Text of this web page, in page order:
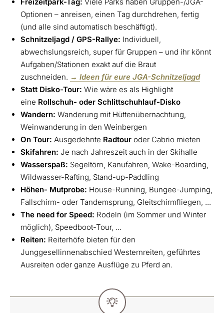
Freizeitpark-Tag: Viele Parks haben Gruppen-/JGA-
Optionen – anreisen, einen Tag durchdrehen, fertig
(und alle sind automatisch beschäftigt).
Schnitzeljagd / GPS-Rallye: Individuell,
abwechslungsreich, super für Gruppen – und ihr könnt
Aufgaben/Stationen exakt auf die Braut
zuschneiden. → Ideen für eure JGA-Schnitzeljagd
Statt Disko-Tour: Wie wäre es als Highlight
eine Rollschuh- oder Schlittschuhlauf-Disko
Wandern: Wanderung mit Hüttenübernachtung,
Weinwanderung in den Weinbergen
On Tour: Ausgedehnte Radtour oder Cabrio mieten
Skifahren: Je nach Jahreszeit auch in der Skihalle
Wasserspaß: Segeltörn, Kanufahren, Wake-Boarding,
Wildwasser-Rafting, Stand-up-Paddling
Höhen- Mutprobe: House-Running, Bungee-Jumping,
Fallschirm- oder Tandemsprung, Gleitschirmfliegen, ...
The need for Speed: Rodeln (im Sommer und Winter
möglich), Speedboot-Tour, ...
Reiten: Reiterhöfe bieten für den
Junggesellinnenabschied Westernreiten, geführtes
Ausreiten oder ganze Ausflüge zu Pferd an.